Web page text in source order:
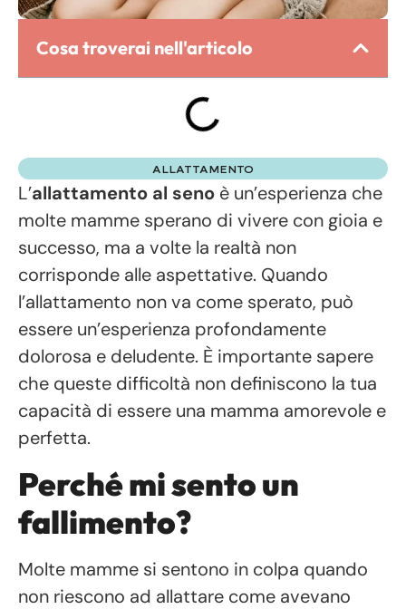
Cosa troverai nell'articolo
ALLATTAMENTO
L’allattamento al seno è un’esperienza che
molte mamme sperano di vivere con gioia e
successo, ma a volte la realtà non
corrisponde alle aspettative. Quando
l’allattamento non va come sperato, può
essere un’esperienza profondamente
dolorosa e deludente. È importante sapere
che queste difficoltà non definiscono la tua
capacità di essere una mamma amorevole e
perfetta.
Perché mi sento un
fallimento?
Molte mamme si sentono in colpa quando
non riescono ad allattare come avevano